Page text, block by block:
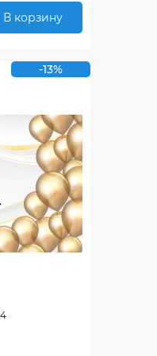
В корзину
-13%